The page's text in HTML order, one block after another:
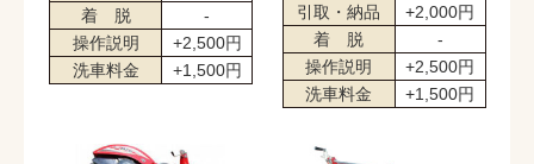
着 脱
-
操作説明
+2,500円
洗車料金
+1,500円
引取・納品
+2,000円
着 脱
-
操作説明
+2,500円
洗車料金
+1,500円